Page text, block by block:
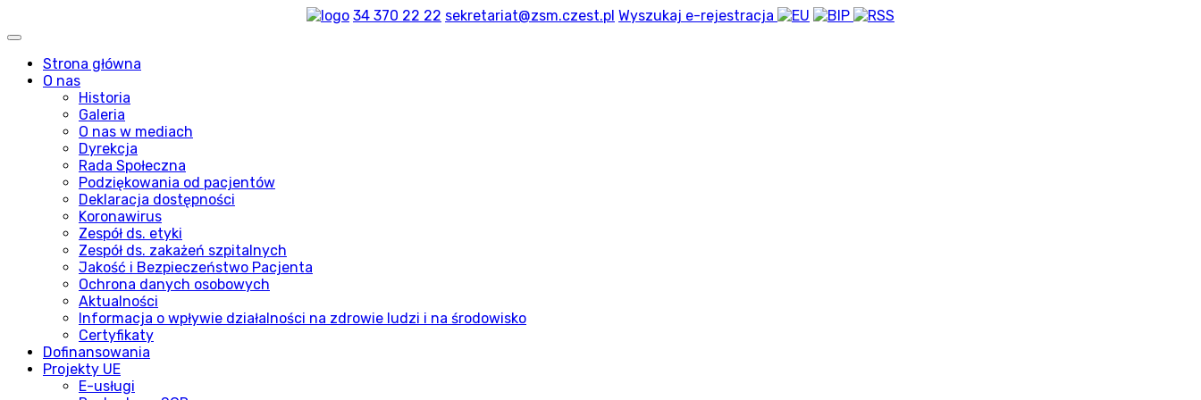
34 370 22 22 sekretariat@zsm.czest.pl Wyszukaj e-rejestracja
Strona główna
O nas
Historia
Galeria
O nas w mediach
Dyrekcja
Rada Społeczna
Podziękowania od pacjentów
Deklaracja dostępności
Koronawirus
Zespół ds. etyki
Zespół ds. zakażeń szpitalnych
Jakość i Bezpieczeństwo Pacjenta
Ochrona danych osobowych
Aktualności
Informacja o wpływie działalności na zdrowie ludzi i na środowisko
Certyfikaty
Dofinansowania
Projekty UE
E-usługi